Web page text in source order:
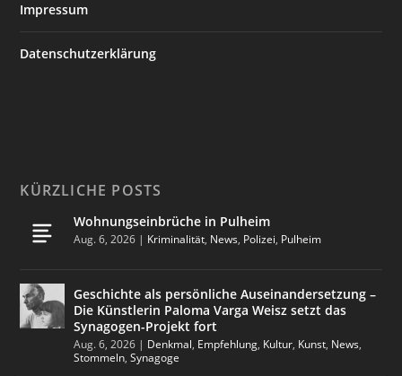
Impressum
Datenschutzerklärung
KÜRZLICHE POSTS
Wohnungseinbrüche in Pulheim
Aug. 6, 2026 | Kriminalität, News, Polizei, Pulheim
Geschichte als persönliche Auseinandersetzung –
Die Künstlerin Paloma Varga Weisz setzt das
Synagogen-Projekt fort
Aug. 6, 2026 | Denkmal, Empfehlung, Kultur, Kunst, News,
Stommeln,Synagoge